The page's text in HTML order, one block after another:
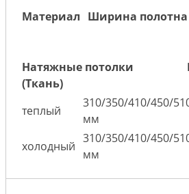
Материал Ширина полотна
Натяжные потолки
(Ткань)
теплый
310/350/410/450/
мм
холодный
310/350/410/450/
мм